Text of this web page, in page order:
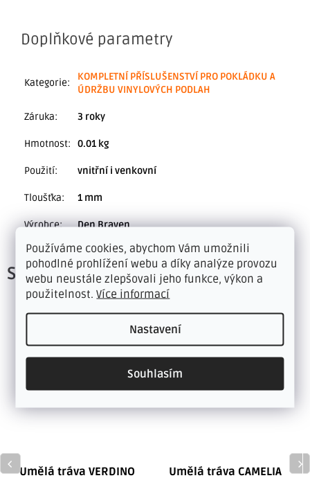
Používáme cookies, abychom Vám umožnili
pohodlné prohlížení webu a díky analýze provozu
webu neustále zlepšovali jeho funkce, výkon a
použitelnost.Více informací
Nastavení
Souhlasím
Doplňkové parametry
Kategorie:
KOMPLETNÍ PŘÍSLUŠENSTVÍ PRO POKLÁDKU A
ÚDRŽBU VINYLOVÝCH PODLAH
Záruka: 3 roky
Hmotnost: 0.01 kg
Použití: vnitřní i venkovní
Tloušťka: 1 mm
Výrobce: Den Braven
Související produkty
Umělá tráva VERDINO Umělá tráva CAMELIA